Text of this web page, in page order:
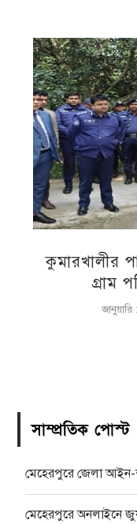
কুমারখালীর
গ্রাম
সাম্প্রতিক পোস্ট
মেহেরপুরে জেলা আইন-
মেহেরপুরে অনলাইনে